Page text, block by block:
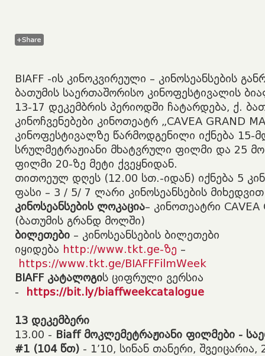
BIAFF -ის კინოკვირეული – კინოსეანსების
ბათუმის საერთაშორისო კინოფესტივალის
13-17 დეკემბრის პერიოდში ჩატარდება, ქ.
კინოჩვენებები კინოთეატრ „CAVEA GRAND
კინოფესტივალზე წარმოდგენილი იქნება 15-
სრულმეტრაჟიანი მხატვრული ფილმი და 25
ფილმი 20-ზე მეტი ქვეყნიდან.
თითოეულ დღეს (12.00 სთ.-იდან) იქნება 5
ფასი – 3 / 5/ 7 ლარი კინოსეანსების
კინოსეანსების ლოკაცია– კინოთეატრი CAVEA
(ბათუმის გრანდ მოლში)
ბილეთები – კინოსეანსების ბილეთები
იყიდება http://www.tkt.ge-ზე –
https://www.tkt.ge/BIAFFFilmWeek
BIAFF კატალოგის ციფრული ვერსია
-
https://bit.ly/biaffweekcatalogue
13 დეკემბერი
​13.00 - Biaff მოკლემეტრაჟიანი ფილმები -
#1 (104 წთ) - 1’10, სინან თანერი,